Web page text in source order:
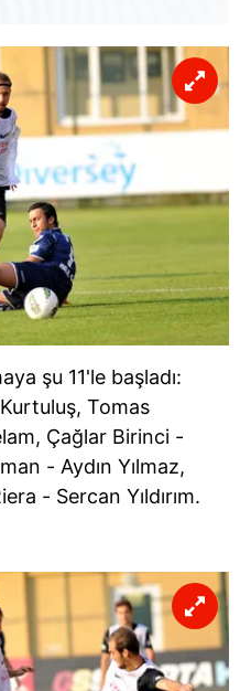
şu 11'le başladı:
Tomas
Çağlar Birinci -
- Aydın Yılmaz,
- Sercan Yıldırım.